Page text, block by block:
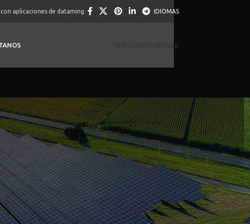
aplicaciones de dataming IDIOMAS
WhatsApp
och Spel
och klassiska bordsspel, alla på ett säkert och